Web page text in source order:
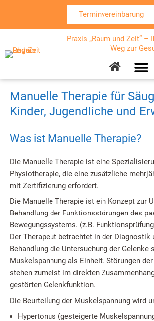
springen
Terminvereinbarung
Praxis „Raum und Zeit“ –
Weg zur
Manuelle Therapie für
Kinder, Jugendliche und
Was ist Manuelle Therapie?
Die Manuelle Therapie ist eine
Physiotherapie, die eine zusätzliche
mit Zertifizierung erfordert.
Die Manuelle Therapie ist ein Konzept zur
Behandlung der Funktionsstörungen des
Bewegungssystems. (z.B.
Der Therapeut betrachtet in der Diagnostik
Behandlung die Untersuchung der Gelenke
Muskelspannung als Einheit. Störungen
stehen zumeist im direkten
gestörten Gelenkfunktion.
Die Beurteilung der Muskelspannung wird
Hypertonus (gesteigerte